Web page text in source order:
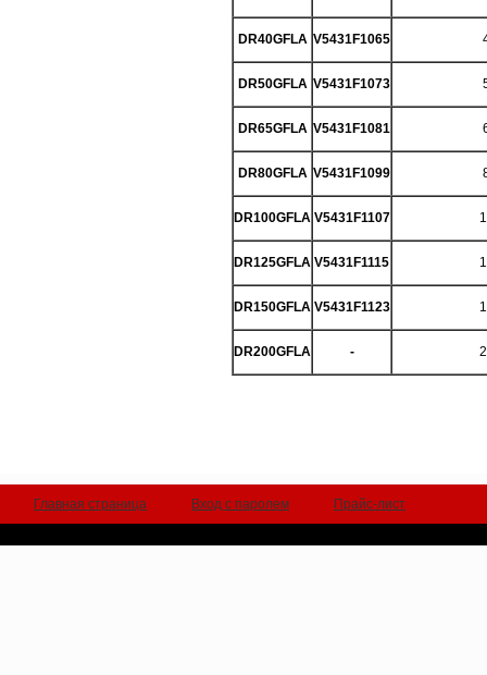
DR40GFLA V5431F1065
DR50GFLA V5431F1073
DR65GFLA V5431F1081
DR80GFLA V5431F1099
DR100GFLA V5431F1107
DR125GFLA V5431F1115
DR150GFLA V5431F1123
DR200GFLA -
Главная страница Вход с паролем Прайс-лист